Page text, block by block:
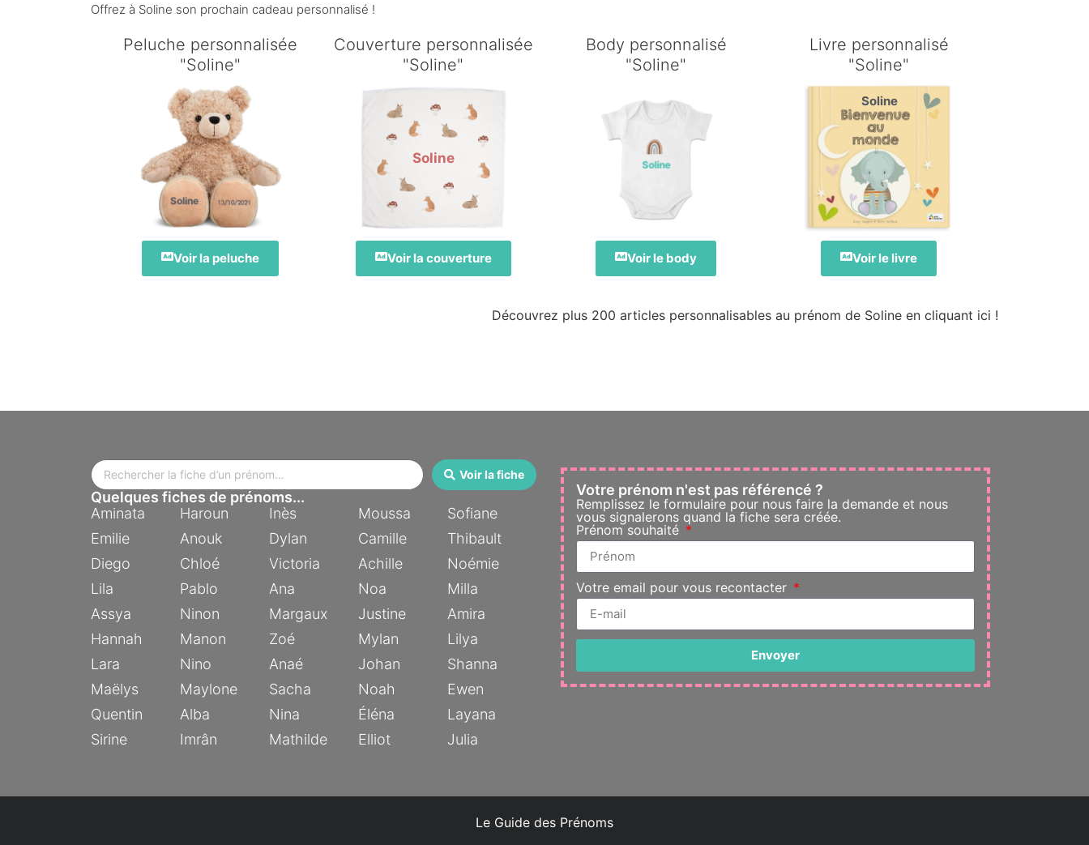
Offrez à Soline son prochain cadeau personnalisé !
Peluche personnalisée
"Soline"
Soline
Voir la peluche
Couverture personnalisée
"Soline"
Soline
Voir la couverture
Body personnalisé
"Soline"
Soline
Voir le body
Livre personnalisé
"Soline"
Soline
Voir le livre
Découvrez plus 200 articles personnalisables au prénom de Soline en cliquant ici !
Voir la fiche
Quelques fiches de prénoms...
Aminata
Haroun Inès Moussa
Sofiane
Emilie
Anouk Dylan Camille
Thibault
Diego
Chloé Victoria Achille
Noémie
Lila
Pablo Ana Noa
Milla
Assya
Ninon Margaux Justine
Amira
Hannah
Manon Zoé Mylan
Lilya
Lara
Nino Anaé Johan
Shanna
Maëlys
Maylone Sacha Noah
Ewen
Quentin
Alba Nina Éléna
Layana
Sirine
Imrân Mathilde Elliot Julia
Votre prénom n'est pas référencé ?
Remplissez le formulaire pour nous faire la demande et nous
vous signalerons quand la fiche sera créée.
Prénom souhaité
Votre email pour vous recontacter
Envoyer
Le Guide des Prénoms